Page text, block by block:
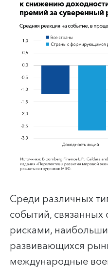
Среди различных
событий, связанных
рисками,
развивающихся
международные